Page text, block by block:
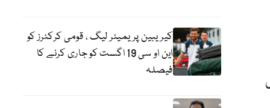
کیریبین پریمیئر لیگ ، قومی کرکٹرز کو
این او سی 19 اگست کو جاری کرنے کا
فیصلہ